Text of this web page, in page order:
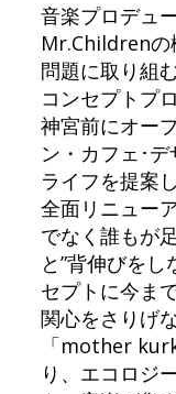
音楽プロデュ
Mr.Childrenの
問題に取り組
コンセプトプ
神宮前にオー
ン・カフェ･
ライフを提案
全面リニュー
でなく誰もが
と”背伸びを
セプトに今ま
関心をさりげ
「mother
り、エコロジ